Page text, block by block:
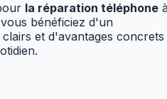
la réparation téléphone
bénéficiez d'un
et d'avantages concrets